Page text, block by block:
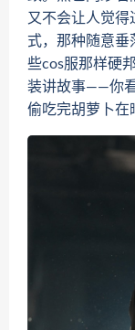
又不会让人觉
式，那种随意垂
些cos服那样硬
装讲故事——你
偷吃完胡萝卜在